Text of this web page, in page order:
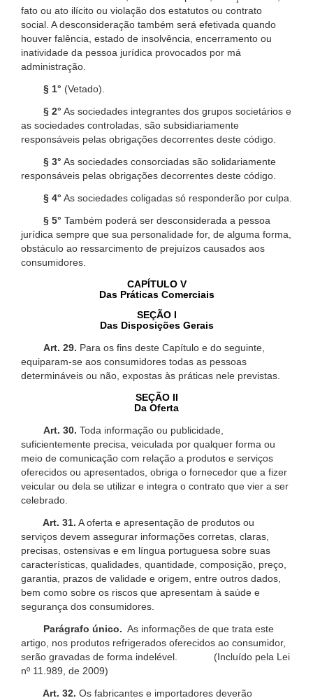
fato ou ato ilícito ou violação dos estatutos ou contrato
social. A desconsideração também será efetivada quando
houver falência, estado de insolvência, encerramento ou
inatividade da pessoa jurídica provocados por má
administração.
§ 1° (Vetado).
§ 2° As sociedades integrantes dos grupos societários e
as sociedades controladas, são subsidiariamente
responsáveis pelas obrigações decorrentes deste código.
§ 3° As sociedades consorciadas são solidariamente
responsáveis pelas obrigações decorrentes deste código.
§ 4° As sociedades coligadas só responderão por culpa.
§ 5° Também poderá ser desconsiderada a pessoa
jurídica sempre que sua personalidade for, de alguma forma,
obstáculo ao ressarcimento de prejuízos causados aos
consumidores.
CAPÍTULO V
Das Práticas Comerciais
SEÇÃO I
Das Disposições Gerais
Art. 29. Para os fins deste Capítulo e do seguinte,
equiparam-se aos consumidores todas as pessoas
determináveis ou não, expostas às práticas nele previstas.
SEÇÃO II
Da Oferta
Art. 30. Toda informação ou publicidade,
suficientemente precisa, veiculada por qualquer forma ou
meio de comunicação com relação a produtos e serviços
oferecidos ou apresentados, obriga o fornecedor que a fizer
veicular ou dela se utilizar e integra o contrato que vier a ser
celebrado.
Art. 31. A oferta e apresentação de produtos ou
serviços devem assegurar informações corretas, claras,
precisas, ostensivas e em língua portuguesa sobre suas
características, qualidades, quantidade, composição, preço,
garantia, prazos de validade e origem, entre outros dados,
bem como sobre os riscos que apresentam à saúde e
segurança dos consumidores.
Parágrafo único. As informações de que trata este
artigo, nos produtos refrigerados oferecidos ao consumidor,
serão gravadas de forma indelével. (Incluído pela Lei
nº 11.989, de 2009)
Art. 32. Os fabricantes e importadores deverão